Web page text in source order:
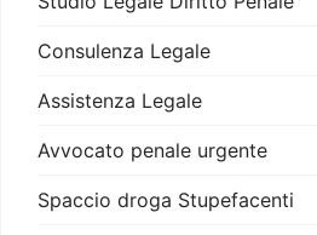
Consulenza Legale
Assistenza Legale
Avvocato penale urgente
Spaccio droga Stupefacenti